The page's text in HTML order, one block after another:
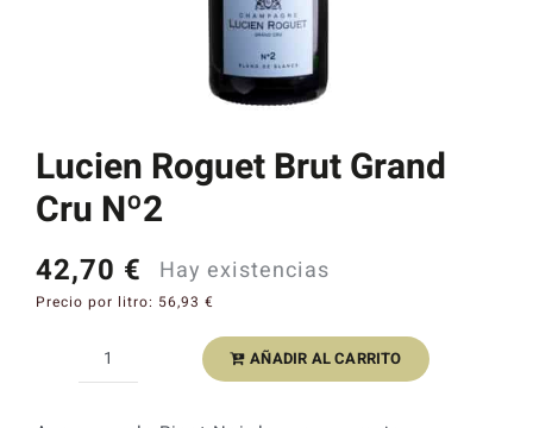
Lucien Roguet Brut Grand
Cru Nº2
42,70 € Hay existencias
Precio por litro: 56,93 €
Lucien
AÑADIR AL CARRITO